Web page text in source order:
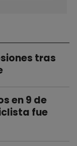
tras
en 9 de
fue